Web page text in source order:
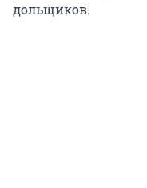
дольщиков.